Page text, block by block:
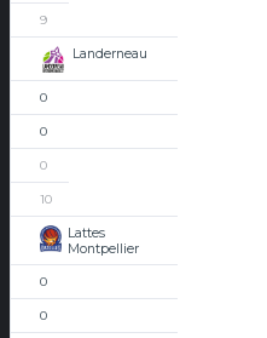
9
Landerneau
0
0
0
10
Lattes
Montpellier
0
0